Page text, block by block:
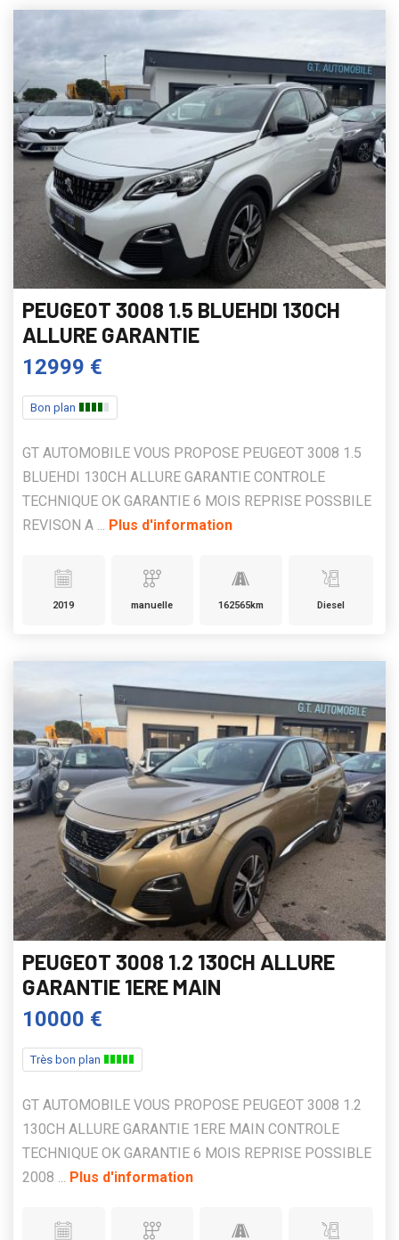
PEUGEOT 3008 1.5 BLUEHDI 130CH
ALLURE GARANTIE
12999 €
Bon plan
GT AUTOMOBILE VOUS PROPOSE PEUGEOT 3008 1.5
BLUEHDI 130CH ALLURE GARANTIE CONTROLE
TECHNIQUE OK GARANTIE 6 MOIS REPRISE POSSBILE
REVISON A ... Plus d'information
2019 manuelle 162565km Diesel
PEUGEOT 3008 1.2 130CH ALLURE
GARANTIE 1ERE MAIN
10000 €
Très bon plan
GT AUTOMOBILE VOUS PROPOSE PEUGEOT 3008 1.2
130CH ALLURE GARANTIE 1ERE MAIN CONTROLE
TECHNIQUE OK GARANTIE 6 MOIS REPRISE POSSIBLE
2008 ... Plus d'information